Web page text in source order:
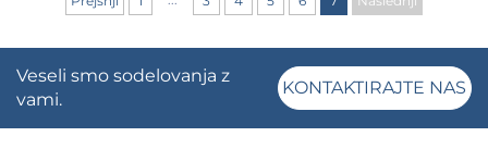
Veseli smo sodelovanja z
vami.
KONTAKTIRAJTE NAS